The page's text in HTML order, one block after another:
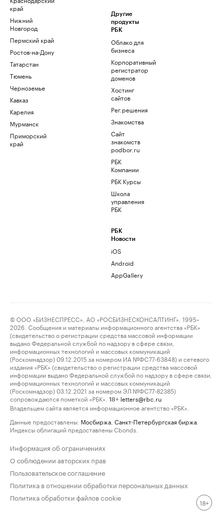
край
Нижний
Новгород
Пермский край
Ростов-на-Дону
Татарстан
Тюмень
Черноземье
Кавказ
Карелия
Мурманск
Приморский
край
Другие
продукты
РБК
Облако для
бизнеса
Корпоративный
регистратор
доменов
Хостинг
сайтов
Рег.решения
Знакомства
Сайт
знакомств
podbor.ru
РБК
Компании
РБК Курсы
Школа
управления
РБК
РБК
Новости
iOS
Android
AppGallery
© ООО «БИЗНЕСПРЕСС», АО «РОСБИЗНЕСКОНСАЛТИНГ», 1995–
2026. Сообщения и материалы информационного агентства «РБК»
(свидетельство о регистрации средства массовой информации
выдано Федеральной службой по надзору в сфере связи,
информационных технологий и массовых коммуникаций
(Роскомнадзор) 09.12.2015 за номером ИА №ФС77-63848) и сетевого
издания «РБК» (свидетельство о регистрации средства массовой
информации выдано Федеральной службой по надзору в сфере связи,
информационных технологий и массовых коммуникаций
(Роскомнадзор) 03.12.2021 за номером ЭЛ №ФС77-82385)
сопровождаются пометкой «РБК».
18+ letters@rbc.ru
Владельцем сайта является информационное агентство «РБК».
Данные предоставлены: Мосбиржа Санкт-Петербургская биржа
Индексы облигаций предоставлены Cbonds.
Информация об ограничениях
О соблюдении авторских прав
Пользовательское соглашение
Политика в отношении обработки персональных данных
Политика обработки файлов cookie
18+